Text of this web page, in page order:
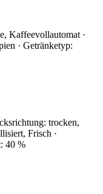
Kaffeevollautomat ·
· Getränketyp:
trocken,
Frisch ·
40 %